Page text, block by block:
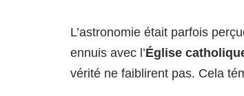
L’astronomie était parfois
ennuis avec l’Église
vérité ne faiblirent pas. Cela